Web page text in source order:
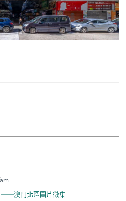
──澳門北區圖片徵集